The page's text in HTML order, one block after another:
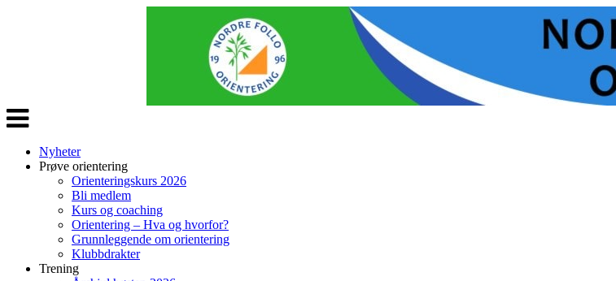
Veksle
navigasjon
Nyheter
Prøve orientering
Orienteringskurs 2026
Bli medlem
Kurs og coaching
Orientering – Hva og hvorfor?
Grunnleggende om orientering
Klubbdrakter
Trening